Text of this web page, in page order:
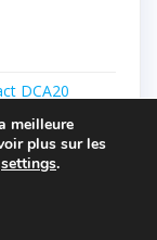
DCA20
la sécurité
Stor’Sun à
meilleure
plus sur les
settings.